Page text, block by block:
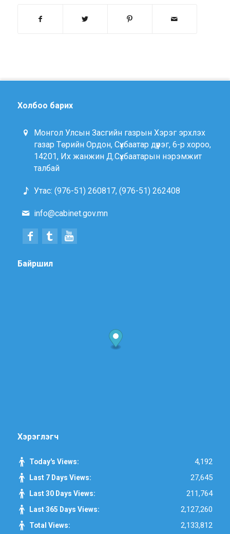
Холбоо барих
Монгол Улсын Засгийн газрын Хэрэг эрхлэх
газар Төрийн Ордон, Сүхбаатар дүүрэг, 6-р хороо,
14201, Их жанжин Д.Сүхбаатарын нэрэмжит
талбай
Утас: (976-51) 260817, (976-51) 262408
info@cabinet.gov.mn
Байршил
Хэрэглэгч
Today's Views: 4,192
Last 7 Days Views: 27,645
Last 30 Days Views: 211,764
Last 365 Days Views: 2,127,260
Total Views: 2,133,812